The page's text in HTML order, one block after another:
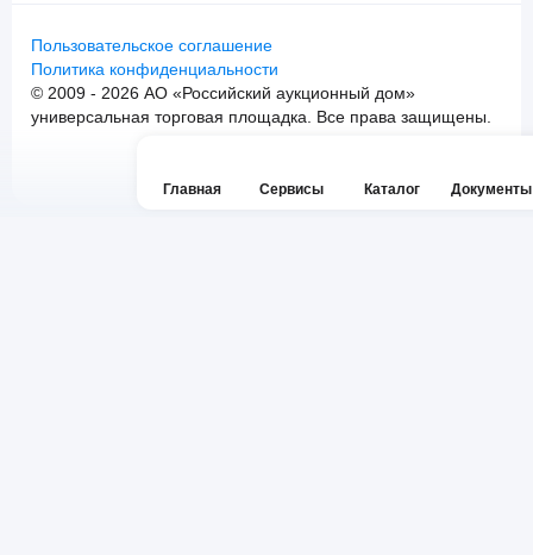
Главная Сервисы Каталог Документы
Пользовательское соглашение
Политика конфиденциальности
© 2009 - 2026 АО «Российский аукционный дом»
универсальная торговая площадка. Все права защищены.